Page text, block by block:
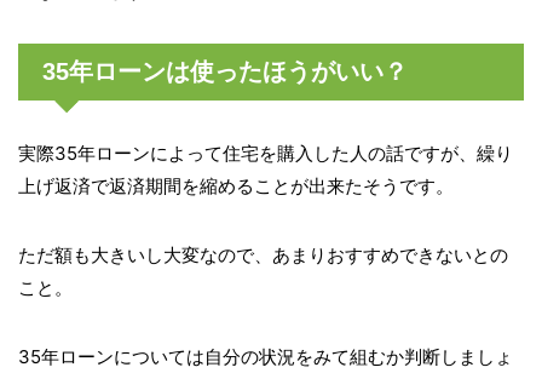
35年ローンは使ったほうがいい？
実際35年ローンによって住宅を購入した人の話ですが、繰り
上げ返済で返済期間を縮めることが出来たそうです。
ただ額も大きいし大変なので、あまりおすすめできないとの
こと。
35年ローンについては自分の状況をみて組むか判断しましょ